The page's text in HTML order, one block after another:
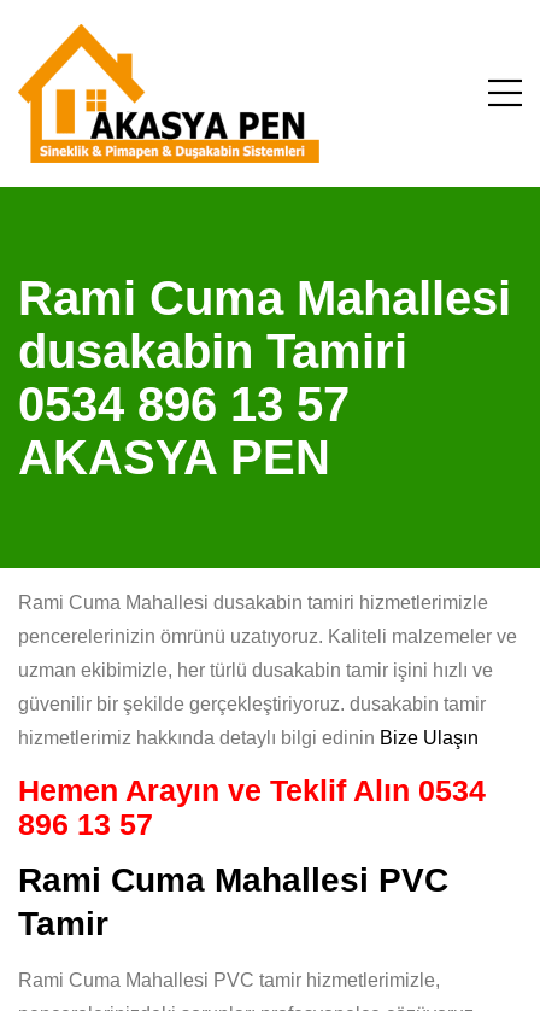
Rami Cuma Mahallesi
dusakabin Tamiri
0534 896 13 57
AKASYA PEN
Rami Cuma Mahallesi dusakabin tamiri hizmetlerimizle
pencerelerinizin ömrünü uzatıyoruz. Kaliteli malzemeler ve
uzman ekibimizle, her türlü dusakabin tamir işini hızlı ve
güvenilir bir şekilde gerçekleştiriyoruz. dusakabin tamir
hizmetlerimiz hakkında detaylı bilgi edinin Bize Ulaşın
Hemen Arayın ve Teklif Alın 0534
896 13 57
Rami Cuma Mahallesi PVC
Tamir
Rami Cuma Mahallesi PVC tamir hizmetlerimizle,